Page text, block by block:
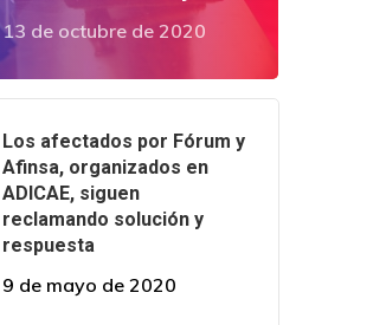
13 de octubre de 2020
Los afectados por Fórum y
Afinsa, organizados en
ADICAE, siguen
reclamando solución y
respuesta
9 de mayo de 2020